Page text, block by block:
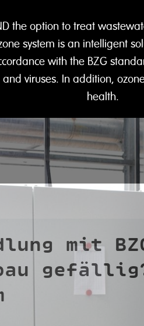
the option to treat
system is an intelligent
with the BZG
viruses. In addition,
health.
mit